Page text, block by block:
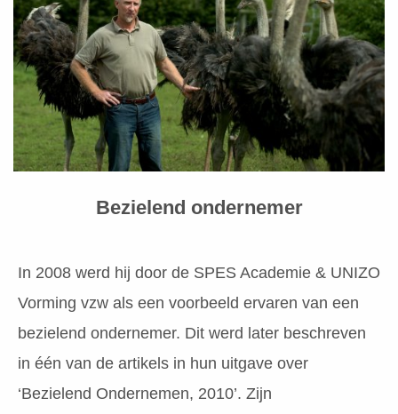
Bezielend ondernemer
In 2008 werd hij door de SPES Academie & UNIZO
Vorming vzw als een voorbeeld ervaren van een
bezielend ondernemer. Dit werd later beschreven
in één van de artikels in hun uitgave over
‘Bezielend Ondernemen, 2010’. Zijn